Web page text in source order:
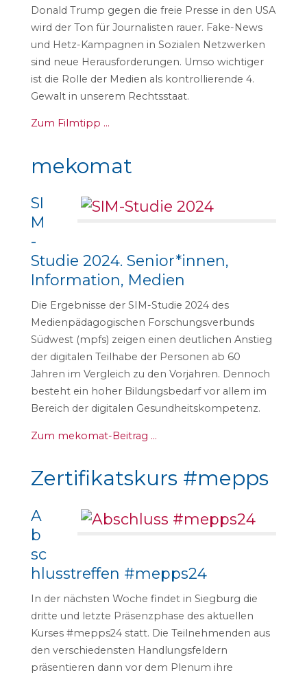
Donald Trump gegen die freie Presse in den USA
wird der Ton für Journalisten rauer. Fake-News
und Hetz-Kampagnen in Sozialen Netzwerken
sind neue Herausforderungen. Umso wichtiger
ist die Rolle der Medien als kontrollierende 4.
Gewalt in unserem Rechtsstaat.
Zum Filmtipp …
mekomat
SI
M
-
Studie 2024. Senior*innen,
Information, Medien
Die Ergebnisse der SIM-Studie 2024 des
Medienpädagogischen Forschungsverbunds
Südwest (mpfs) zeigen einen deutlichen Anstieg
der digitalen Teilhabe der Personen ab 60
Jahren im Vergleich zu den Vorjahren. Dennoch
besteht ein hoher Bildungsbedarf vor allem im
Bereich der digitalen Gesundheitskompetenz.
Zum mekomat-Beitrag …
Zertifikatskurs #mepps
A
b
sc
hlusstreffen #mepps24
In der nächsten Woche findet in Siegburg die
dritte und letzte Präsenzphase des aktuellen
Kurses #mepps24 statt. Die Teilnehmenden aus
den verschiedensten Handlungsfeldern
präsentieren dann vor dem Plenum ihre